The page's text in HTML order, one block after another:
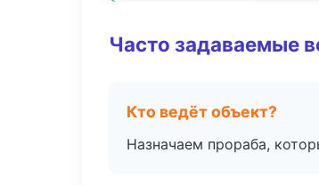
Часто задаваемые
Кто ведёт объект?
Назначаем прораба,